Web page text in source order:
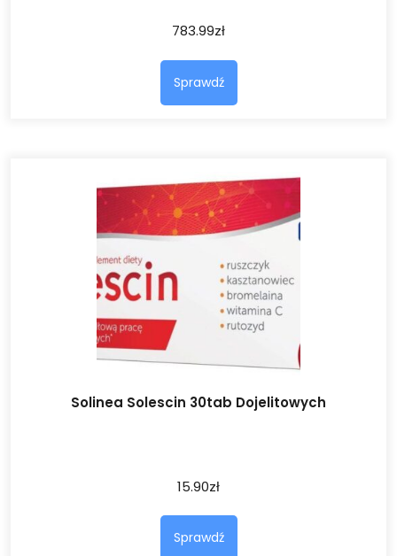
783.99zł
Sprawdź
Solinea Solescin 30tab Dojelitowych
15.90zł
Sprawdź